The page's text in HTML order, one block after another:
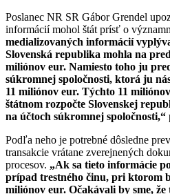
Poslanec NR SR Gábor Grendel
informácií mohol štát prísť o
medializovaných informácií
Slovenská republika mohla na
miliónov eur. Namiesto toho ju
súkromnej spoločnosti, ktorá ju
11 miliónov eur. Týchto 11
štátnom rozpočte Slovenskej
na účtoch súkromnej spoločnosti,“
Podľa neho je potrebné dôsledne
transakcie vrátane zverejnených
procesov. „Ak sa tieto informácie
prípad trestného činu, pri ktorom
miliónov eur. Očakávali by sme,